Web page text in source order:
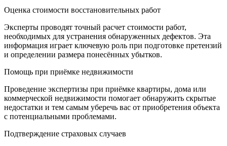
Оценка стоимости восстановительных работ
Эксперты проводят точный расчет стоимости работ,
необходимых для устранения обнаруженных дефектов. Эта
информация играет ключевую роль при подготовке претензий
и определении размера понесённых убытков.
Помощь при приёмке недвижимости
Проведение экспертизы при приёмке квартиры, дома или
коммерческой недвижимости помогает обнаружить скрытые
недостатки и тем самым уберечь вас от приобретения объекта
с потенциальными проблемами.
Подтверждение страховых случаев